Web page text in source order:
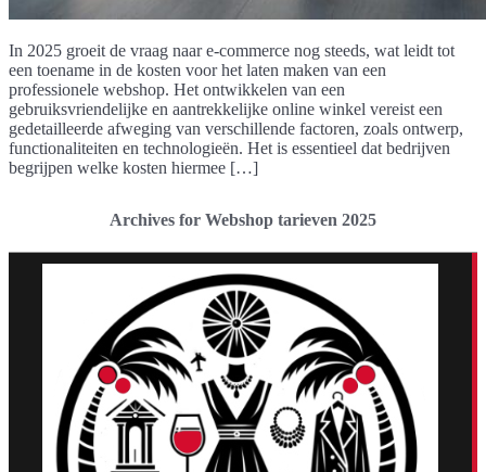
In 2025 groeit de vraag naar e-commerce nog steeds, wat leidt tot
een toename in de kosten voor het laten maken van een
professionele webshop. Het ontwikkelen van een
gebruiksvriendelijke en aantrekkelijke online winkel vereist een
gedetailleerde afweging van verschillende factoren, zoals ontwerp,
functionaliteiten en technologieën. Het is essentieel dat bedrijven
begrijpen welke kosten hiermee […]
Archives for Webshop tarieven 2025